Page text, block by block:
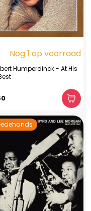
Nog 1 op voorraad
Humperdinck - At His